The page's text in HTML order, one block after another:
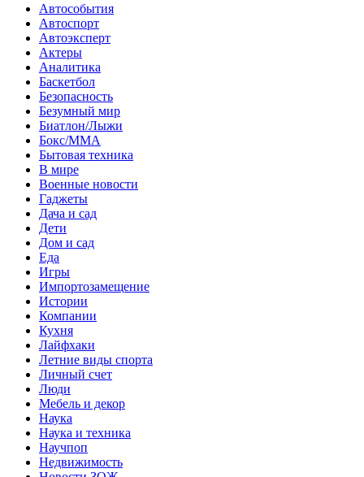
Автособытия
Автоспорт
Автоэксперт
Актеры
Аналитика
Баскетбол
Безопасность
Безумный мир
Биатлон/Лыжи
Бокс/MMA
Бытовая техника
В мире
Военные новости
Гаджеты
Дача и сад
Дети
Дом и сад
Еда
Игры
Импортозамещение
Истории
Компании
Кухня
Лайфхаки
Летние виды спорта
Личный счет
Люди
Мебель и декор
Наука
Наука и техника
Научпоп
Недвижимость